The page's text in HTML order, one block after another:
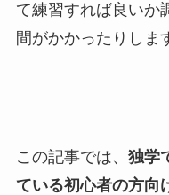
て練習すれば良いか
間がかかったりしま
この記事では、 独学
ている初心者の方向